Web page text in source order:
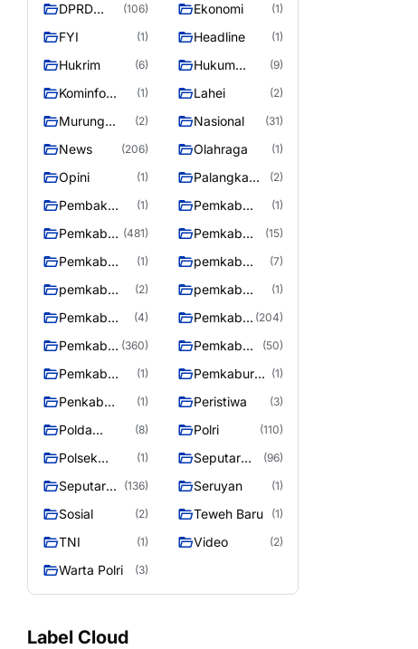
Utara
DPRD
Raya
(106) Ekonomi (1)
FYI (1) Headline (1)
Hukrim (6)
Hukum
(9)
Kominfo
(1) Lahei (2)
Murung
(2) Nasional (31)
News (206) Olahraga (1)
Opini (1)
Palangka
(2)
Pembak
Murung raya
(1)
Pemkab
(1)
Pemkab
Utara
(481)
Pemkab
(15)
Pemkab
(1)
pemkab
(7)
pemkab
(2)
pemkab
Raya
(1)
Pemkab
murung raya
(4)
Pemkab
raya
(204)
Pemkab
Raya
(360)
Pemkab
Raya 4
(50)
Pemkab
(1)
Pemkaburun (1)
Penkab
(1) Peristiwa (3)
Polda
(8) Polri (110)
Polsek
Teweh Timur
(1)
Seputar
Murung
Raya
(96)
Seputar
Seasen 2
(136) Seruyan (1)
Sosial (2) Teweh Baru (1)
TNI (1) Video (2)
Warta Polri (3)
Label Cloud